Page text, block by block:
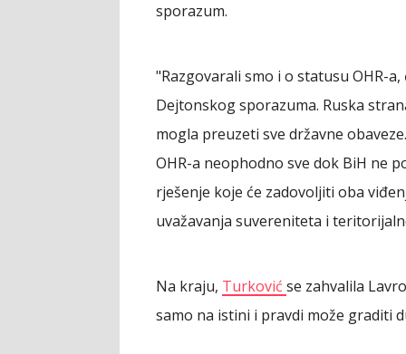
sporazum.
"Razgovarali smo i o statusu OHR-
Dejtonskog sporazuma. Ruska
mogla preuzeti sve državne
OHR-a neophodno sve dok BiH ne
rješenje koje će zadovoljiti oba
uvažavanja suvereniteta i
Na kraju, Turković se zahvalila
samo na istini i pravdi može graditi